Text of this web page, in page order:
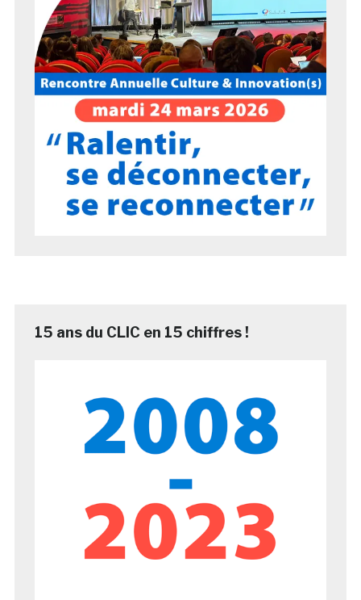
15 ans du CLIC en 15 chiffres !